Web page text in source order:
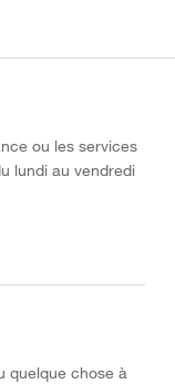
ou les services
lundi au vendredi
quelque chose à